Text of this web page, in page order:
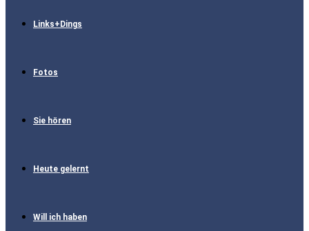
Links+Dings
Fotos
Sie hören
Heute gelernt
Will ich haben